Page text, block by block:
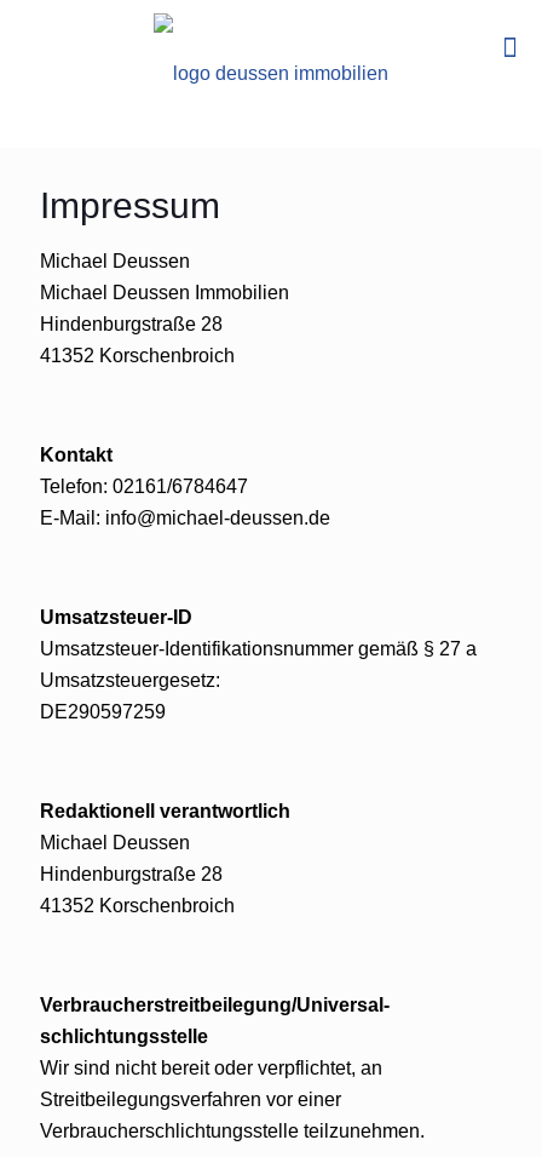
Impressum
Michael Deussen
Michael Deussen Immobilien
Hindenburgstraße 28
41352 Korschenbroich
Kontakt
Telefon: 02161/6784647
E-Mail: info@michael-deussen.de
Umsatzsteuer-ID
Umsatzsteuer-Identifikationsnummer gemäß § 27 a
Umsatzsteuergesetz:
DE290597259
Redaktionell verantwortlich
Michael Deussen
Hindenburgstraße 28
41352 Korschenbroich
Verbraucher­streit­beilegung/Universal­
schlichtungs­stelle
Wir sind nicht bereit oder verpflichtet, an
Streitbeilegungsverfahren vor einer
Verbraucherschlichtungsstelle teilzunehmen.